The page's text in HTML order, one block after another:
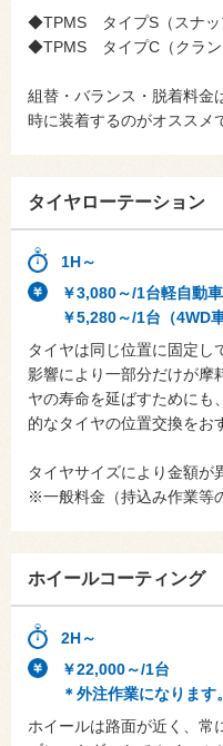
◆TPMS タイプS（スナッ
◆TPMS タイプC（クラン
組替・バランス・脱着料金
時に装着するのがオススメ
タイヤローテーション
1H～
￥3,080～/1台軽自動車
￥5,280～/1台（4WD
タイヤは同じ位置に固定し
影響により一部分だけが摩
ヤの寿命を延ばすためにも
的なタイヤの位置交換をお
タイヤサイズにより金額が
※一般料金（持込み作業等
ホイールコーティング
2H～
￥22,000～/1台
＊外注作業になります。
ホイールは路面が近く、常